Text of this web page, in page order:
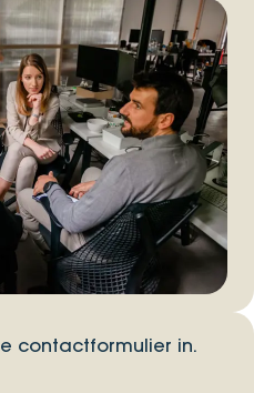
contactformulier in.